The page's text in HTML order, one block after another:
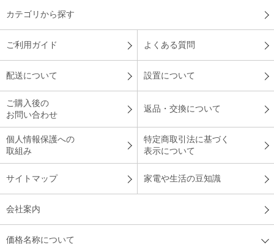
カテゴリから探す
ご利用ガイド よくある質問
配送について 設置について
ご購入後の
お問い合わせ
返品・交換について
個人情報保護への
取組み
特定商取引法に基づく
表示について
サイトマップ 家電や生活の豆知識
会社案内
価格名称について